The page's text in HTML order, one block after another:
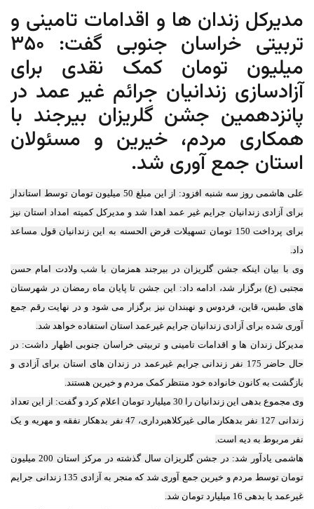
مدیرکل زندان ها و اقدامات تامینی و
تربیتی خراسان جنوبی گفت: 350
میلیون تومان کمک نقدی برای
آزادسازی زندانیان جرائم غیر عمد در
پانزدهمین جشن گلریزان بیرجند با
همکاری مردم، خیرین و مسئولان
استان جمع آوری شد.
علی هاشمی روز سه شنبه افزود: از این مبلغ 50 میلیون تومان توسط استاندار
برای آزادی زندانیان جرایم غیر عمد اهدا شد و مدیرکل کمیته امداد استان نیز
برای پرداخت 150 تومان تسهیلات قرض الحسنه به این زندانیان قول مساعد
داد.
وی با بیان اینکه جشن گلریزان در بیرجند همزمان با شب ولادت امام حسن
مجتبی (ع) برگزار شد، ادامه داد: این جشن تا پایان ماه رمضان در شهرستان
های طبس، قاین، فردوس و نهبندان نیز برگزار می شود و در نهایت رقم جمع
آوری شده برای آزادی زندانیان جرایم غیرعمد استان استفاده خواهد شد.
مدیرکل زندان ها و اقدامات تامینی و تربیتی خراسان جنوبی اظهار داشت: در
حال حاضر 175 نفر زندانی جرایم غیرعمد در زندان های استان برای آزادی و
بازگشت به کانون خانواده خود منتظر کمک مردم و خیرین هستند.
وی مجموع بدهی این زندانیان را 30 میلیارد تومان اعلام کرد و گفت: از این تعداد
زندانی 127 نفر بدهکار مالی غیرکلاهبرداری، 47 نفر بدهکار نفقه و مهریه و یک
نفر مربوط به دیه است.
هاشمی یادآور شد: در جشن گلریزان سال گذشته در مرکز استان 200 میلیون
تومان توسط مردم و خیرین جمع آوری شد که منجر به آزادی 135 زندانی جرایم
غیرعمد با بدهی 16 میلیارد تومان شد.